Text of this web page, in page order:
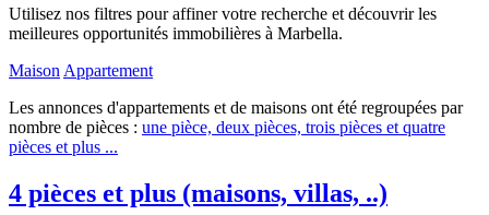
Utilisez nos filtres pour affiner votre recherche et découvrir les
meilleures opportunités immobilières à Marbella.
Maison Appartement
Les annonces d'appartements et de maisons ont été regroupées par
nombre de pièces : une pièce, deux pièces, trois pièces et quatre
pièces et plus ...
4 pièces et plus (maisons, villas, ..)